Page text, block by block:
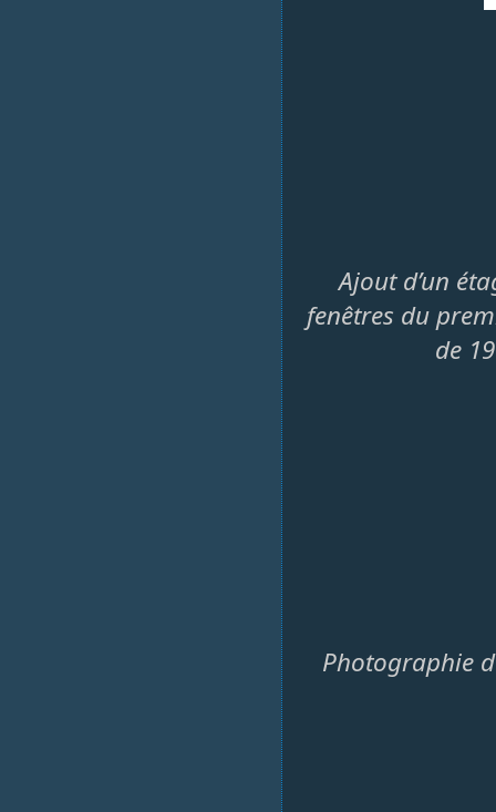
Ajout d’un
fenêtres du
de
Photographie